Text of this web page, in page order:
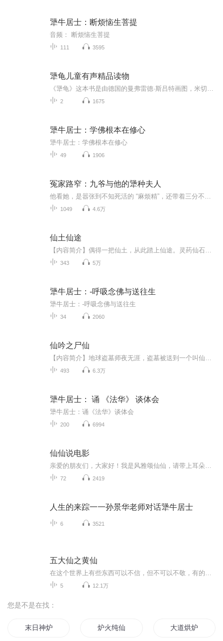
犟牛居士：断烦恼生菩提
音频： 断烦恼生菩提
111 3595
犟龟儿童有声精品读物
2 1675
犟牛居士：学佛根本在修心
犟牛居士：学佛根本在修心
49 1906
冤家路窄：九爷与他的犟种夫人
1049 4.6万
仙土仙途
343 5万
犟牛居士：-呼吸念佛与送往生
犟牛居士：-呼吸念佛与送往生
34 2060
仙吟之尸仙
493 6.3万
犟牛居士： 诵 《法华》 谈体会
犟牛居士：诵《法华》谈体会
200 6994
仙仙说电影
72 2419
人生的来踪一一孙景华老师对话犟牛居士
6 3521
五大仙之黄仙
5 12.1万
您是不是在找：
末日神炉 炉火纯仙 大道烘炉